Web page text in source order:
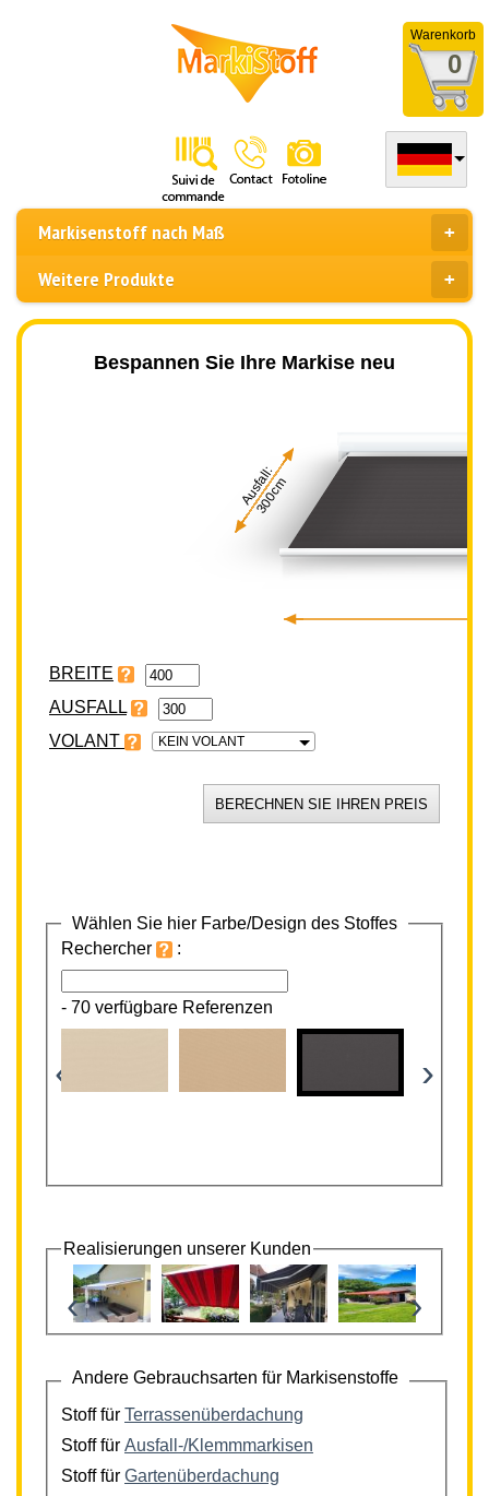
Warenkorb
0
Markisenstoff nach Maß
Weitere Produkte
Bespannen Sie Ihre Markise neu
Ausfall:
300cm
BREITE
VOLANT KEIN VOLANT
Wählen Sie hier Farbe/Design des Stoffes
Rechercher
:
- 70 verfügbare Referenzen
‹ ›
Realisierungen unserer Kunden
‹ ›
Andere Gebrauchsarten für Markisenstoffe
Stoff für Terrassenüberdachung
Stoff für Ausfall-/Klemmmarkisen
Stoff für Gartenüberdachung